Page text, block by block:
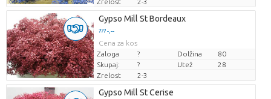
Zrelost
2-3
Gypso Mill St Bordeaux
??? -,--
Cena za kos
Zaloga
? Dolžina
80
Skupaj:
? Utež
28
Zrelost
2-3
Gypso Mill St Cerise